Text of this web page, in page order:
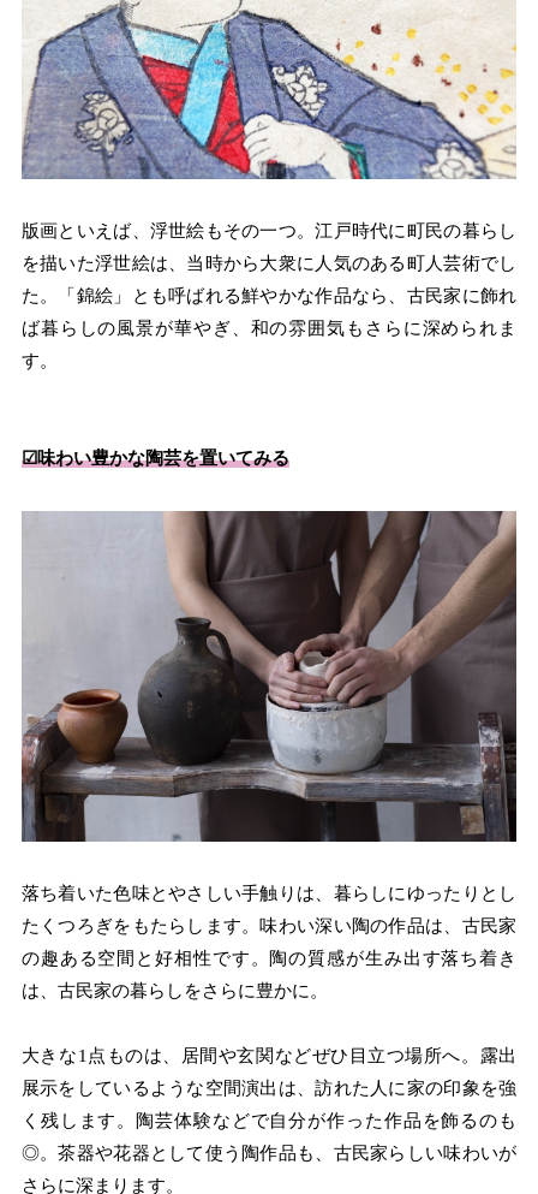
版画といえば、浮世絵もその一つ。江戸時代に町民の暮らし
を描いた浮世絵は、当時から大衆に人気のある町人芸術でし
た。「錦絵」とも呼ばれる鮮やかな作品なら、古民家に飾れ
ば暮らしの風景が華やぎ、和の雰囲気もさらに深められま
す。
☑︎味わい豊かな陶芸を置いてみる
落ち着いた色味とやさしい手触りは、暮らしにゆったりとし
たくつろぎをもたらします。味わい深い陶の作品は、古民家
の趣ある空間と好相性です。陶の質感が生み出す落ち着き
は、古民家の暮らしをさらに豊かに。
大きな1点ものは、居間や玄関などぜひ目立つ場所へ。露出
展示をしているような空間演出は、訪れた人に家の印象を強
く残します。陶芸体験などで自分が作った作品を飾るのも
◎。茶器や花器として使う陶作品も、古民家らしい味わいが
さらに深まります。